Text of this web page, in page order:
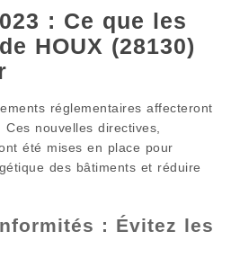
: Ce que les
HOUX (28130)
réglementaires affecteront
nouvelles directives,
été mises en place pour
des bâtiments et réduire
: Évitez les